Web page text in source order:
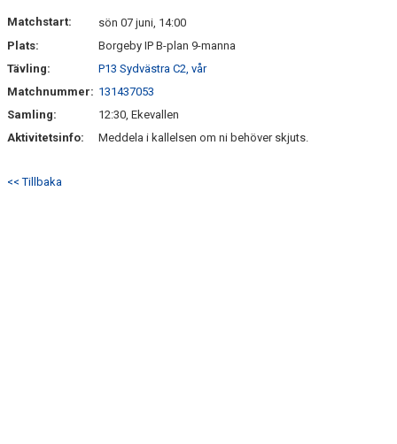
KONTAKT
Matchstart:
sön 07 juni, 14:00
Plats:
Borgeby IP B-plan 9-manna
Tävling:
P13 Sydvästra C2, vår
Matchnummer: 131437053
Samling:
12:30, Ekevallen
Aktivitetsinfo:
Meddela i kallelsen om ni behöver skjuts.
<< Tillbaka